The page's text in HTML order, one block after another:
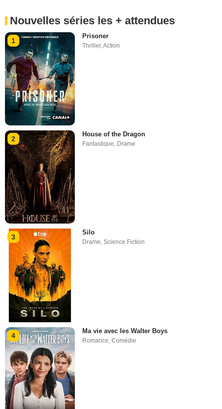
Nouvelles séries les + attendues
1
Prisoner
Thriller,Action
2
House of the Dragon
Fantastique, Drame
3
Silo
Drame,Science Fiction
4
Ma vie avec les Walter Boys
Romance ,Comédie